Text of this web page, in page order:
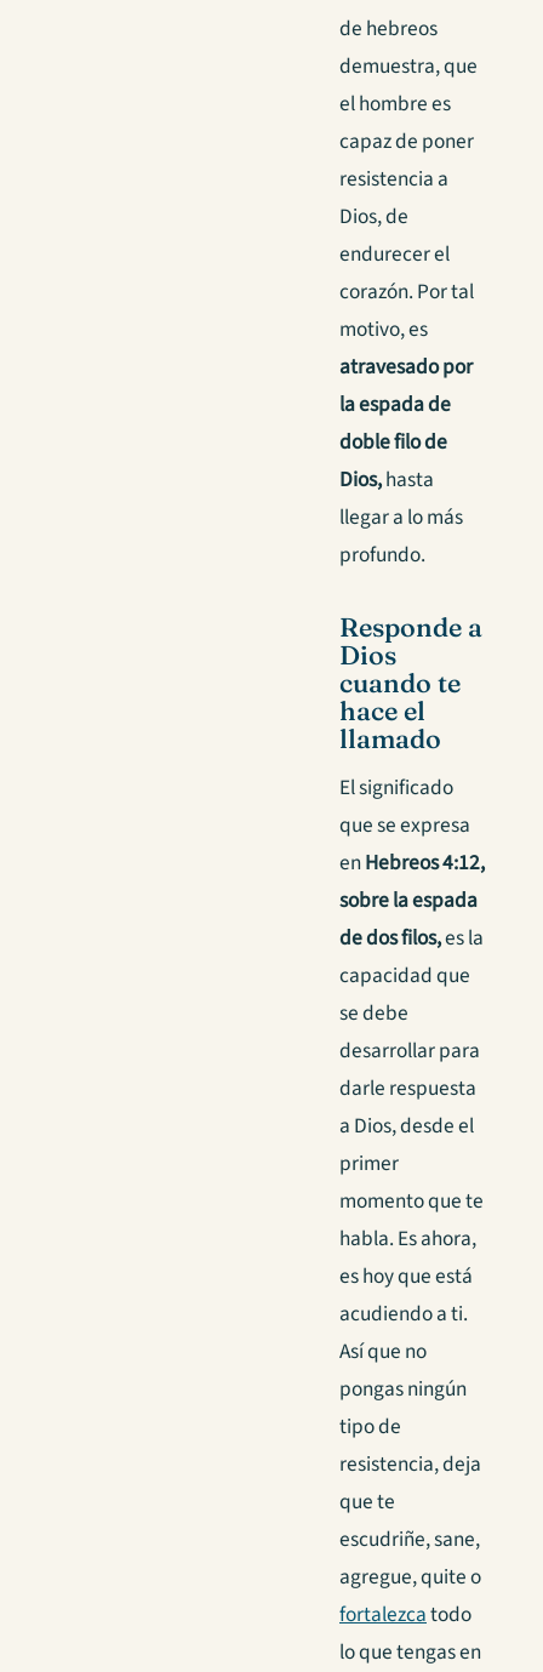
de hebreos
demuestra, que
el hombre es
capaz de poner
resistencia a
Dios, de
endurecer el
corazón. Por tal
motivo, es
atravesado por
la espada de
doble filo de
Dios,hasta
llegar a lo más
profundo.
Responde a
Dios
cuando te
hace el
llamado
El significado
que se expresa
enHebreos 4:12,
sobre la espada
de dos filos,es la
capacidad que
se debe
desarrollar para
darle respuesta
a Dios, desde el
primer
momento que te
habla. Es ahora,
es hoy que está
acudiendo a ti.
Así que no
pongas ningún
tipo de
resistencia, deja
que te
escudriñe, sane,
agregue, quite o
fortalezcatodo
lo que tengas en